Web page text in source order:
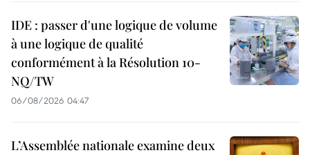
IDE : passer d'une logique de volume
à une logique de qualité
conformément à la Résolution 10-
NQ/TW
06/08/2026 04:47
L’Assemblée nationale examine deux